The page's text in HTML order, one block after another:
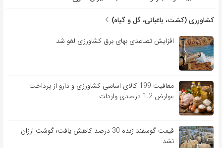
کشاورزی (کشت، باغبانی، گل و گیاه)
افزایش تصاعدی بهای برق کشاورزی لغو شد
معافیت 199 کالای اساسی کشاورزی و دارو از پرداخت
عوارض 1.2 درصدی واردات
قیمت گوسفند زنده 30 درصد کاهش یافت؛ گوشت ارزان
نشد